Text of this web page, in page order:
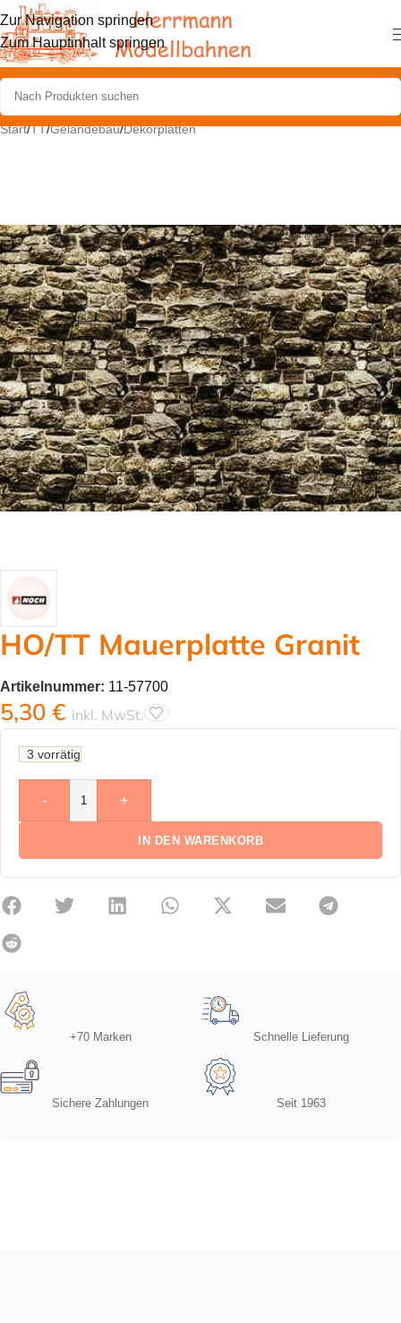
Zur Navigation springen
Zum Hauptinhalt springen
Start/TT/Geländebau/Dekorplatten
HO/TT Mauerplatte Granit
Artikelnummer: 11-57700
5,30 € inkl. MwSt.
3 vorrätig
- +
IN DEN WARENKORB
+70 Marken Schnelle Lieferung
Sichere Zahlungen Seit 1963